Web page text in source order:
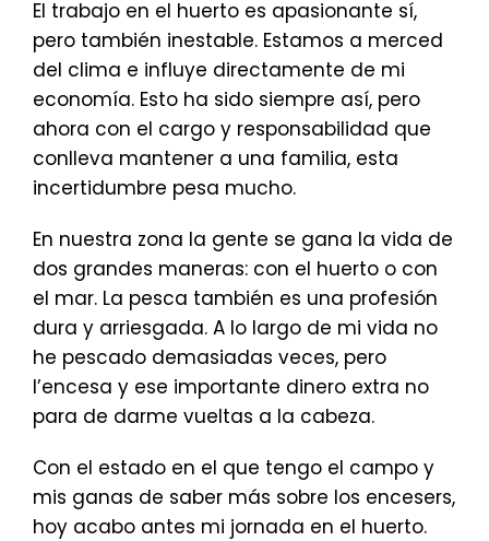
El trabajo en el huerto es apasionante sí,
pero también inestable. Estamos a merced
del clima e influye directamente de mi
economía. Esto ha sido siempre así, pero
ahora con el cargo y responsabilidad que
conlleva mantener a una familia, esta
incertidumbre pesa mucho.
En nuestra zona la gente se gana la vida de
dos grandes maneras: con el huerto o con
el mar. La pesca también es una profesión
dura y arriesgada. A lo largo de mi vida no
he pescado demasiadas veces, pero
l’encesa y ese importante dinero extra no
para de darme vueltas a la cabeza.
Con el estado en el que tengo el campo y
mis ganas de saber más sobre los encesers,
hoy acabo antes mi jornada en el huerto.